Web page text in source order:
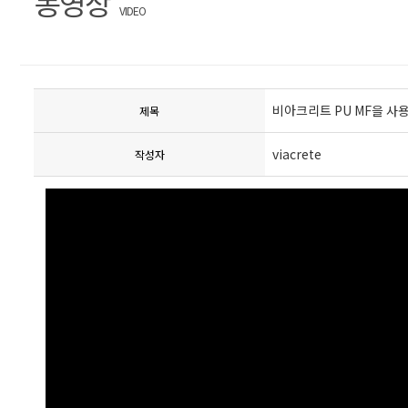
VIDEO
제목 비아크리트 PU MF을 사
작성자 viacrete